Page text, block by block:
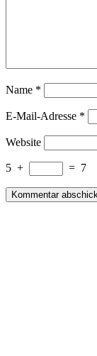
Name *
E-Mail-Adresse *
Website
5 + = 7